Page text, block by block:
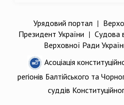
Урядовий портал |
Президент України | Судова
Верховної Ради
Асоціація
регіонів Балтійського та
суддів